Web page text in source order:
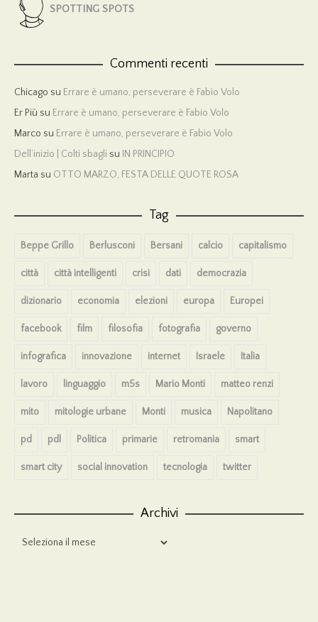
SPOTTING SPOTS
Commenti recenti
Chicago su Errare è umano, perseverare è Fabio Volo
Er Più su Errare è umano, perseverare è Fabio Volo
Marco su Errare è umano, perseverare è Fabio Volo
Dell’inizio | Colti sbagli su IN PRINCIPIO
Marta su OTTO MARZO, FESTA DELLE QUOTE ROSA
Tag
Beppe Grillo Berlusconi Bersani calcio capitalismo
città città intelligenti crisi dati democrazia
dizionario economia elezioni europa Europei
facebook film filosofia fotografia governo
infografica innovazione internet Israele Italia
lavoro linguaggio m5s Mario Monti matteo renzi
mito mitologie urbane Monti musica Napolitano
pd pdl Politica primarie retromania smart
smart city social innovation tecnologia twitter
Archivi
Archivi